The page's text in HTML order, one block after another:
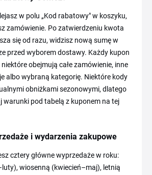
w polu „Kod rabatowy" w koszyku,
zamówienie. Po zatwierdzeniu kwota
się od razu, widzisz nową sumę w
przed wyborem dostawy. Każdy kupon
obejmują całe zamówienie, inne
albo wybraną kategorię. Niektóre kody
obniżkami sezonowymi, dlatego
warunki pod tabelą z kuponem na tej
i wydarzenia zakupowe
cztery główne wyprzedaże w roku:
wiosenną (kwiecień–maj), letnią